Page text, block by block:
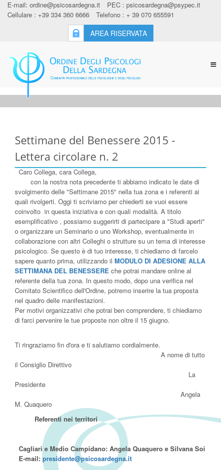
E-mail: ordine@psicosardegna.it PEC : psicosardegna@psypec.it
Cellulare : +39 334 360 6666
Telefono : + 39 070 655591
AREA RISERVATA
Settimane del Benessere 2015 -
Lettera circolare n. 2
Caro Collega, cara Collega,
con la nostra nota precedente ti abbiamo indicato le date di
svolgimento delle "Settimane 2015" nella tua zona e i referenti ai
quali rivolgerti. Oggi ti scriviamo per chiederti se vuoi essere
coinvolto in questa iniziativa e con quali modalità. A titolo
esemplificativo , possiamo suggerirti di partecipare a "Studi aperti"
o organizzare un Seminario o uno Workshop, eventualmente in
collaborazione con altri Colleghi o strutture su un tema di interesse
psicologico. Se questo è di tuo interesse, ti chiediamo di farcelo
sapere quanto prima, utilizzando il MODULO DI ADESIONE ALLA
SETTIMANA DEL BENESSERE che potrai mandare online al
referente della tua zona. In questo modo, dopo una verifica nel
Comitato Scientifico dell'Ordine, potremo inserire la tua proposta
nel quadro delle manifestazioni.
Per motivi organizzativi che potrai ben comprendere, ti chiediamo
di farci pervenire le tue proposte non oltre il 15 giugno.
Ti ringraziamo fin d'ora e ti salutiamo cordialmente.
A nome di tutto
il Consiglio Direttivo
La
Presidente
Angela
M. Quaquero
Referenti nei territori
Cagliari e Medio Campidano: Angela Quaquero e Silvana Soi
E-mail:presidente@psicosardegna.it